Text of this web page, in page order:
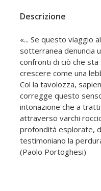
Descrizione
«... Se questo viaggio
sotterranea denuncia
confronti di ciò che
crescere come una
Col la tavolozza,
corregge questo
intonazione che a
attraverso varchi
profondità esplorate,
testimoniano la
(Paolo Portoghesi)